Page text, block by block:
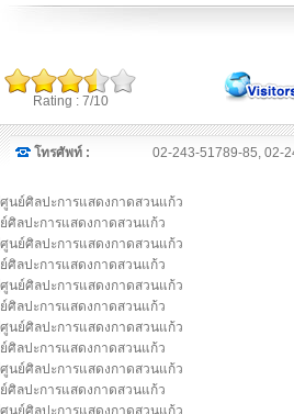
Rating : 7/10
โทรศัพท์ : 02-243-51789-85, 02-
ศิลปะการแสดงกาดสวนแก้ว
ศิลปะการแสดงกาดสวนแก้ว
ศิลปะการแสดงกาดสวนแก้ว
ศิลปะการแสดงกาดสวนแก้ว
ศิลปะการแสดงกาดสวนแก้ว